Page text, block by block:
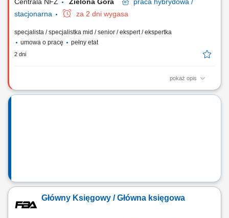
stacjonarna
za 2 dni wygasa
specjalista / specjalistka mid / senior / ekspert / ekspertka
umowa o pracę
pełny etat
2 dni
pokaż opis
GŁÓWNE ZADANIA udział w analizach i opracowywaniu programów
Główny Księgowy / Główna księgowa